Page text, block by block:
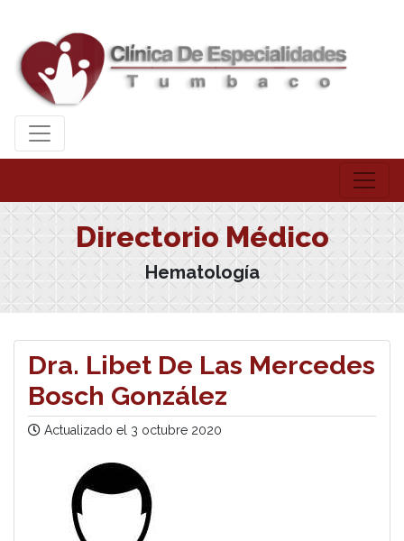
Directorio Médico
Hematología
Dra. Libet De Las Mercedes
Bosch González
Actualizado el 3 octubre 2020